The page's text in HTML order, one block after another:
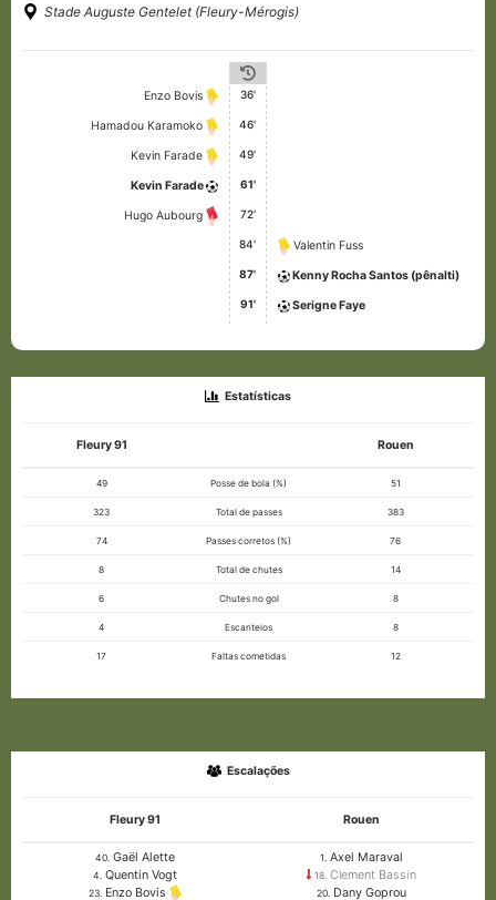
Stade Auguste Gentelet (Fleury-Mérogis)
Enzo Bovis 36'
Hamadou Karamoko 46'
Kevin Farade 49'
Kevin Farade 61'
Hugo Aubourg 72'
84' Valentin Fuss
87' Kenny Rocha Santos (pênalti)
91' Serigne Faye
Estatísticas
Fleury 91 Rouen
49 Posse de bola (%) 51
323 Total de passes 383
74 Passes corretos (%) 76
8 Total de chutes 14
6 Chutes no gol 8
4 Escanteios 8
17 Faltas cometidas 12
Escalações
Fleury 91 Rouen
40. Gaël Alette
4. Quentin Vogt
23. Enzo Bovis
1. Axel Maraval
18. Clement Bassin
20.Dany Goprou